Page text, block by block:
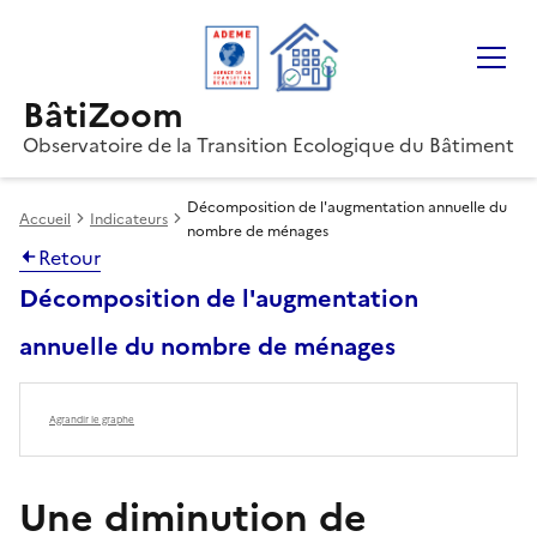
BâtiZoom
Observatoire de la Transition Ecologique du Bâtiment
Accueil Indicateurs
Décomposition de l'augmentation annuelle du
nombre de ménages
Retour
Décomposition de l'augmentation
annuelle du nombre de ménages
Agrandir le graphe
Une diminution de